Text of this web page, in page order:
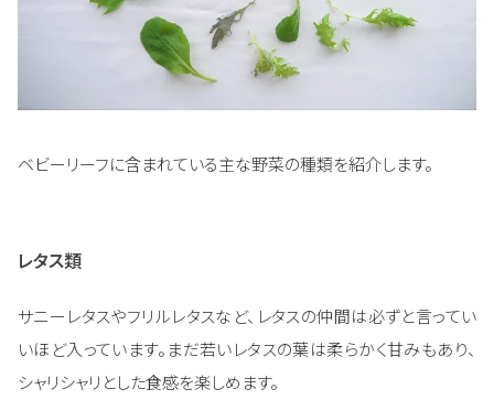
ベビーリーフに含まれている主な野菜の種類を紹介します。
レタス類
サニーレタスやフリルレタスなど、レタスの仲間は必ずと言ってい
いほど入っています。まだ若いレタスの葉は柔らかく甘みもあり、
シャリシャリとした食感を楽しめます。